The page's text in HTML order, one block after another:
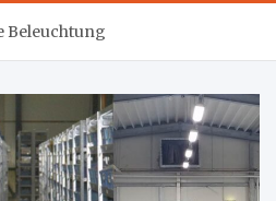
Beleuchtung